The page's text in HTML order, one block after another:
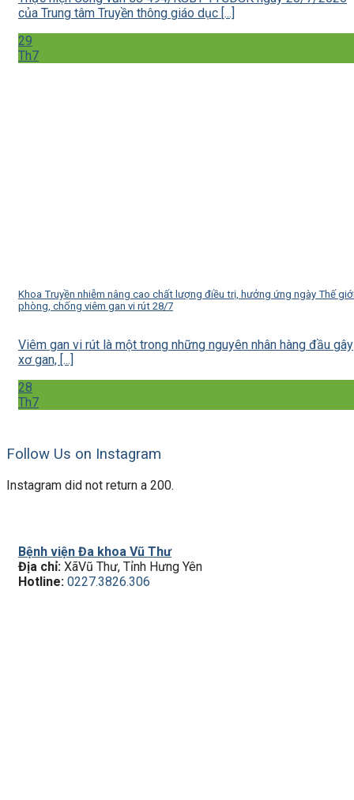
của Trung tâm Truyền thông giáo dục [...]
29
Th7
Khoa Truyền nhiễm nâng cao chất lượng điều trị, hưởng ứng ngày Thế
phòng, chống viêm gan vi rút 28/7
Viêm gan vi rút là một trong những nguyên nhân hàng đầu gây
xơ gan, [...]
28
Th7
Follow Us on Instagram
Instagram did not return a 200.
Bệnh viện Đa khoa Vũ Thư
Địa chỉ: XãVũ Thư, Tỉnh Hưng Yên
Hotline: 0227.3826.306